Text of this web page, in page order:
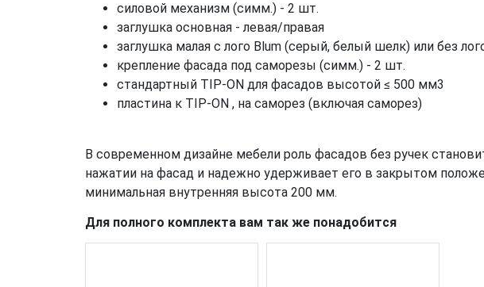
силовой механизм (симм.) - 2 шт.
заглушка основная - левая/правая
заглушка малая с лого Blum (серый, белый шелк) или без
крепление фасада под саморезы (симм.) - 2 шт.
стандартный TIP-ON для фасадов высотой ≤ 500 мм3
пластина к TIP-ON , на саморез (включая саморез)
В современном дизайне мебели роль фасадов без ручек
нажатии на фасад и надежно удерживает его в закрытом
минимальная внутренняя высота 200 мм.
Для полного комплекта вам так же понадобится